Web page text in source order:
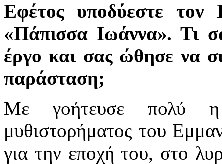
Εφέτος υποδύεστε
«Πάπισσα Ιωάννα». Τι
έργο και σας ώθησε να
παράσταση;
Με γοήτευσε πολύ
μυθιστορήματος του
για την εποχή του, στο